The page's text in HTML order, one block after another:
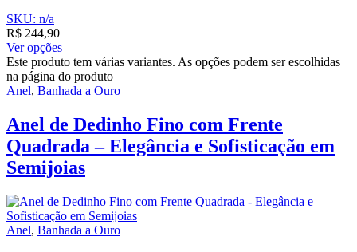
SKU: n/a
R$ 244,90
Ver opções
Este produto tem várias variantes. As opções podem ser escolhidas
na página do produto
Anel, Banhada a Ouro
Anel de Dedinho Fino com Frente
Quadrada – Elegância e Sofisticação em
Semijoias
Anel, Banhada a Ouro